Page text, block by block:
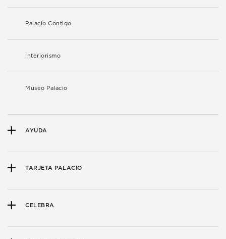
Palacio Contigo
Interiorismo
Museo Palacio
AYUDA
TARJETA PALACIO
CELEBRA